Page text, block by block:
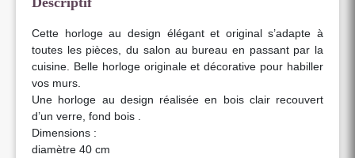
Cette horloge au design élégant et original s’adapte à
toutes les pièces, du salon au bureau en passant par la
cuisine. Belle horloge originale et décorative pour habiller
vos murs.
Une horloge au design réalisée en bois clair recouvert
d’un verre, fond bois .
Dimensions :
diamètre 40 cm